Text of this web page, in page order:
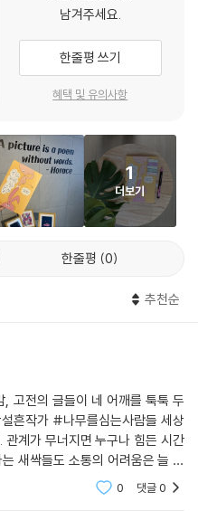
에서
’ 말고는 없다.
」 중에서
쓸 만한 사람이지요.
서
해야 할 때 욕하지 않으면 나약하
서
것이다
가 있다 해도, 마냥 즐겁기만 한 것
이해한다고 생각한 사람에게 오
알아주지 않아 괴로운 밤을 보냈
개방과 혁신을 역설하는 책 《북
다. 추사 김정희는 삼총사라 부를
래가 끊겼고, 자신이 제주도로 유
할 시간도 없었다. 《열하일기》
원은 스무 살이나 어린 박남수가
옛사람들이 지금 우리와 똑같은
수 있었을까?” 힘든 시간을 겪었
처를 피할 수는 없다. 상처받은
을 리가 없는 게 정상이다. 이 글에
나날을 보냈고, 원통해하며 어찌
사람들이지만, 그들 모두가 언제
을 경험했기에 소통의 귀함을 알
은 크게 달라지지 않았기에, 몇 세
는 깊은 통찰은 지금 여기에서도
남겨주세요.
한줄평 쓰기
혜택 및 유의사항
1
더보기
한줄평 0
추천순
고전의 글들이 네 어깨를 툭툭 두
계가 무너지면 누구나 힘든 시간
새싹들도 소통의 어려움은 늘 찾
0 댓글0